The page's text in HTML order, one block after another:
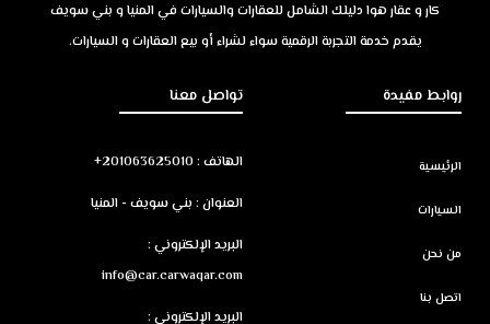
كار و عقار هوا دليلك الشامل للعقارات والسيارات في المنيا و بني سويف
يقدم خدمة التجربة الرقمية سواء لشراء أو بيع العقارات و السيارات.
روابط مفيدة
الرئيسية
السيارات
من نحن
اتصل بنا
تواصل معنا
الهاتف : 201063625010+
العنوان : بني سويف - المنيا
البريد الإلكتروني :
info@car.carwaqar.com
البريد الإلكتروني :